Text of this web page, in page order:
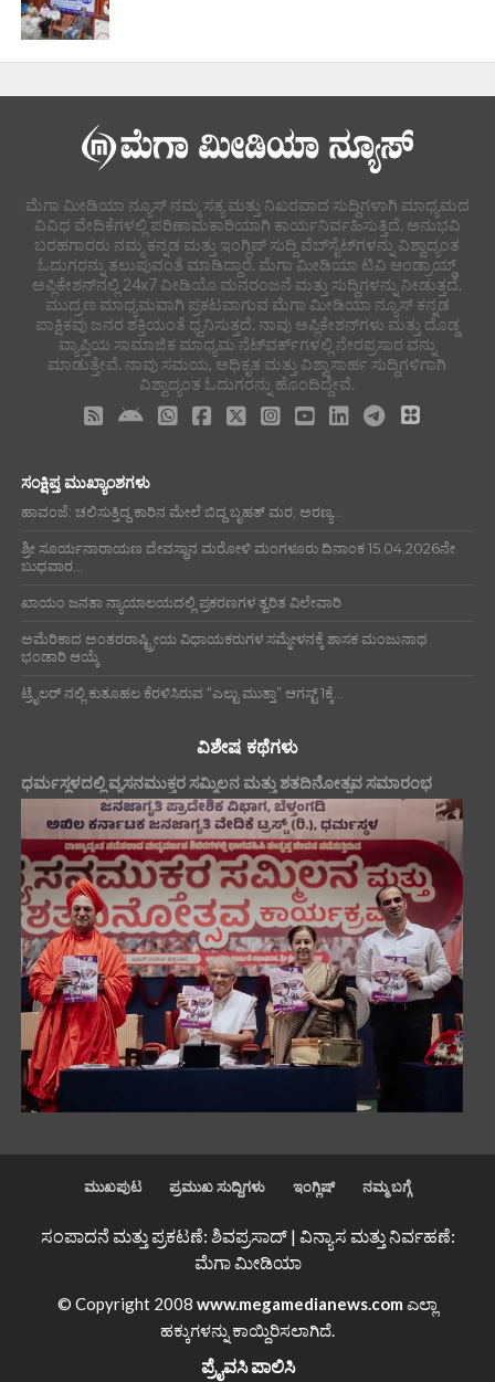
ಮೆಗಾ ಮೀಡಿಯಾ ನ್ಯೂಸ್ ನಮ್ಮ ಸತ್ಯ ಮತ್ತು ನಿಖರವಾದ ಸುದ್ದಿಗಳಾಗಿ ಮಾಧ್ಯಮದ
ವಿವಿಧ ವೇದಿಕೆಗಳಲ್ಲಿ ಪರಿಣಾಮಕಾರಿಯಾಗಿ ಕಾರ್ಯನಿರ್ವಹಿಸುತ್ತಿದೆ. ಅನುಭವಿ
ಬರಹಗಾರರು ನಮ್ಮ ಕನ್ನಡ ಮತ್ತು ಇಂಗ್ಲಿಷ್ ಸುದ್ದಿ ವೆಬ್‌ಸೈಟ್‌ಗಳನ್ನು ವಿಶ್ವಾದ್ಯಂತ
ಓದುಗರನ್ನು ತಲುಪುವಂತೆ ಮಾಡಿದ್ದಾರೆ. ಮೆಗಾ ಮೀಡಿಯಾ ಟಿವಿ ಆಂಡ್ರಾಯ್ಡ್
ಅಪ್ಲಿಕೇಶನ್‌ನಲ್ಲಿ 24x7 ವೀಡಿಯೊ ಮನರಂಜನೆ ಮತ್ತು ಸುದ್ದಿಗಳನ್ನು ನೀಡುತ್ತದೆ.
ಮುದ್ರಣ ಮಾಧ್ಯಮವಾಗಿ ಪ್ರಕಟವಾಗುವ ಮೆಗಾ ಮೀಡಿಯಾ ನ್ಯೂಸ್ ಕನ್ನಡ
ಪಾಕ್ಷಿಕವು ಜನರ ಶಕ್ತಿಯಂತೆ ಧ್ವನಿಸುತ್ತದೆ. ನಾವು ಅಪ್ಲಿಕೇಶನ್‌ಗಳು ಮತ್ತು ದೊಡ್ಡ
ವ್ಯಾಪ್ತಿಯ ಸಾಮಾಜಿಕ ಮಾಧ್ಯಮ ನೆಟ್‌ವರ್ಕ್‌ಗಳಲ್ಲಿ ನೇರಪ್ರಸಾರ ವನ್ನು
ಮಾಡುತ್ತೇವೆ. ನಾವು ಸಮಯ, ಅಧಿಕೃತ ಮತ್ತು ವಿಶ್ವಾಸಾರ್ಹ ಸುದ್ದಿಗಳಿಗಾಗಿ
ವಿಶ್ವಾದ್ಯಂತ ಓದುಗರನ್ನು ಹೊಂದಿದ್ದೇವೆ.
ಸಂಕ್ಷಿಪ್ತ ಮುಖ್ಯಾಂಶಗಳು
ಹಾವಂಜೆ: ಚಲಿಸುತ್ತಿದ್ದ ಕಾರಿನ ಮೇಲೆ ಬಿದ್ದ ಬೃಹತ್ ಮರ; ಅರಣ್ಯ...
ಶ್ರೀ ಸೂರ್ಯನಾರಾಯಣ ದೇವಸ್ಥಾನ ಮರೋಳಿ ಮಂಗಳೂರು ದಿನಾಂಕ 15.04.2026ನೇ
ಬುಧವಾರ...
ಖಾಯಂ ಜನತಾ ನ್ಯಾಯಾಲಯದಲ್ಲಿ ಪ್ರಕರಣಗಳ ತ್ವರಿತ ವಿಲೇವಾರಿ
ಅಮೆರಿಕಾದ ಅಂತರರಾಷ್ಟ್ರೀಯ ವಿಧಾಯಕರುಗಳ ಸಮ್ಮೇಳನಕ್ಕೆ ಶಾಸಕ ಮಂಜುನಾಥ
ಭಂಡಾರಿ ಆಯ್ಕೆ
ಟ್ರೈಲರ್ ನಲ್ಲಿ ಕುತೂಹಲ ಕೆರಳಿಸಿರುವ “ಎಲ್ಟು ಮುತ್ತಾ” ಆಗಸ್ಟ್ 1ಕ್ಕೆ...
ವಿಶೇಷ ಕಥೆಗಳು
ಧರ್ಮಸ್ಥಳದಲ್ಲಿ ವ್ಯಸನಮುಕ್ತರ ಸಮ್ಮಿಲನ ಮತ್ತು ಶತದಿನೋತ್ಸವ ಸಮಾರಂಭ
ಮುಖಪುಟ ಪ್ರಮುಖ ಸುದ್ದಿಗಳು ಇಂಗ್ಲಿಷ್ ನಮ್ಮ ಬಗ್ಗೆ
ಸಂಪಾದನೆ ಮತ್ತು ಪ್ರಕಟಣೆ: ಶಿವಪ್ರಸಾದ್ | ವಿನ್ಯಾಸ ಮತ್ತು ನಿರ್ವಹಣೆ:
ಮೆಗಾ ಮೀಡಿಯಾ
© Copyright 2008 www.megamedianews.com ಎಲ್ಲಾ
ಹಕ್ಕುಗಳನ್ನು ಕಾಯ್ದಿರಿಸಲಾಗಿದೆ.
ಪ್ರೈವಸಿ ಪಾಲಿಸಿ